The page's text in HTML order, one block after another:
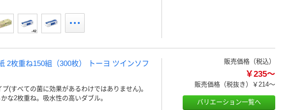
2枚重ね150組（300枚） トーヨ ツインソフ
(すべての菌に効果があるわけではありません)。
な2枚重ね。吸水性の高いダブル。
販売価格（税込）
￥235～
販売価格（税抜き） ￥214～
バリエーション一覧へ